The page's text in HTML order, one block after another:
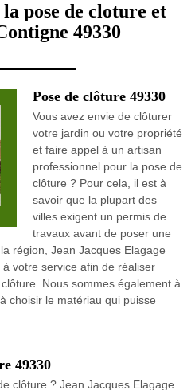
pose de cloture et
49330
Pose de clôture 49330
Vous avez envie de clôturer
votre jardin ou votre propriété
et faire appel à un artisan
professionnel pour la pose de
clôture ? Pour cela, il est à
savoir que la plupart des
villes exigent un permis de
travaux avant de poser une
région, Jean Jacques Elagage
votre service afin de réaliser
Nous sommes également à
choisir le matériau qui puisse
49330
clôture ? Jean Jacques Elagage